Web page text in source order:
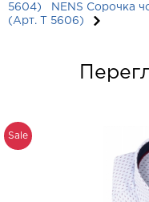
5604)
NENS Сорочка
(Арт. T 5606)
Sale